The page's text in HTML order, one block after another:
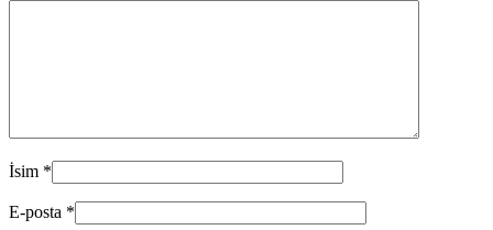
İsim *
E-posta *